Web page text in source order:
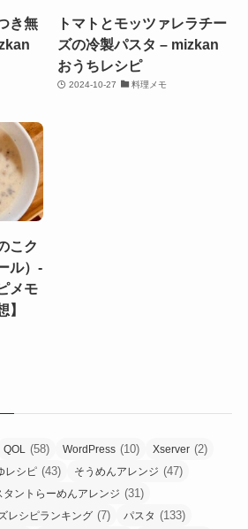
き無
トマトとモッツァレラチー
ズの冷製パスタ – mizkan
おうちレシピ
2024-10-27 料理メモ
こク
ル）-
メモ
】
QOL (58) WordPress (10) Xserver (2)
レシピ (43) そうめんアレンジ (47)
タントらーめんアレンジ (31)
レシピランキング (7) パスタ (133)